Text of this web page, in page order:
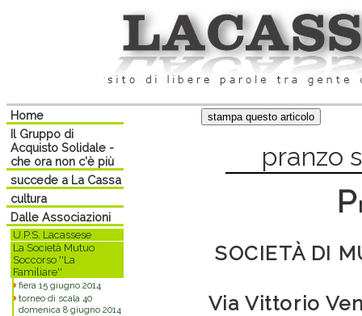
Home
Il Gruppo di
Acquisto Solidale -
che ora non c'è più
succede a La Cassa
cultura
Dalle Associazioni
U.P.S. Lacassese
La Società Mutuo
Soccorso ''La
Familiare''
fiera 15 giugno 2014
torneo di scala 40
domenica 8 giugno 2014
pranzo
P
SOCIETÀ DI
Via Vittorio